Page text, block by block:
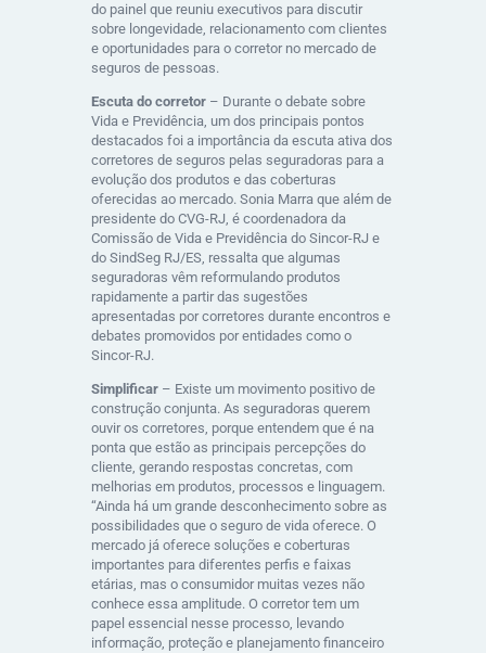
do painel que reuniu executivos para discutir
sobre longevidade, relacionamento com clientes
e oportunidades para o corretor no mercado de
seguros de pessoas.
Escuta do corretor – Durante o debate sobre
Vida e Previdência, um dos principais pontos
destacados foi a importância da escuta ativa dos
corretores de seguros pelas seguradoras para a
evolução dos produtos e das coberturas
oferecidas ao mercado. Sonia Marra que além de
presidente do CVG-RJ, é coordenadora da
Comissão de Vida e Previdência do Sincor-RJ e
do SindSeg RJ/ES, ressalta que algumas
seguradoras vêm reformulando produtos
rapidamente a partir das sugestões
apresentadas por corretores durante encontros e
debates promovidos por entidades como o
Sincor-RJ.
Simplificar – Existe um movimento positivo de
construção conjunta. As seguradoras querem
ouvir os corretores, porque entendem que é na
ponta que estão as principais percepções do
cliente, gerando respostas concretas, com
melhorias em produtos, processos e linguagem.
“Ainda há um grande desconhecimento sobre as
possibilidades que o seguro de vida oferece. O
mercado já oferece soluções e coberturas
importantes para diferentes perfis e faixas
etárias, mas o consumidor muitas vezes não
conhece essa amplitude. O corretor tem um
papel essencial nesse processo, levando
informação, proteção e planejamento financeiro